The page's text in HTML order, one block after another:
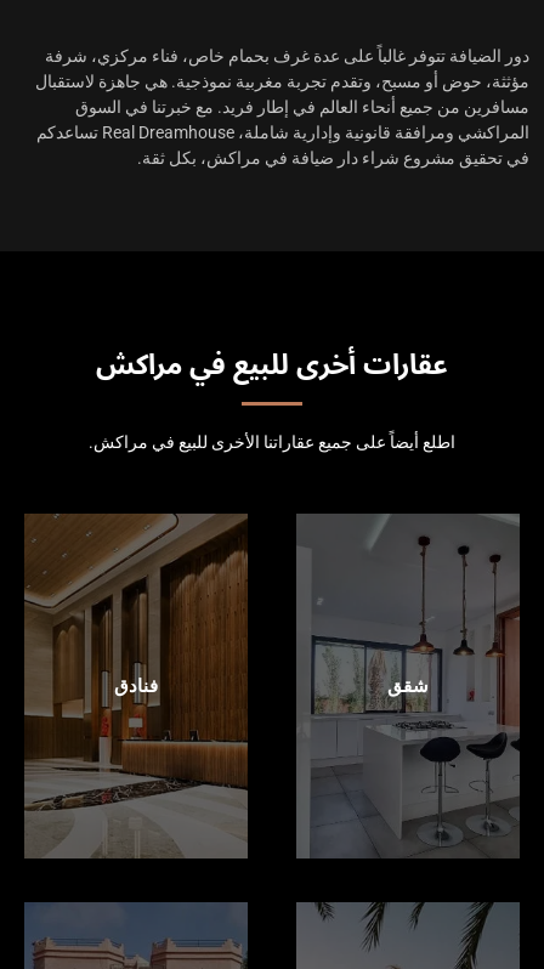
دور الضيافة تتوفر غالباً على عدة غرف بحمام خاص، فناء مركزي، شرفة
مؤثثة، حوض أو مسبح، وتقدم تجربة مغربية نموذجية. هي جاهزة لاستقبال
مسافرين من جميع أنحاء العالم في إطار فريد. مع خبرتنا في السوق
المراكشي
ومرافقة قانونية وإدارية شاملة، Real Dreamhouse تساعدكم
في تحقيق مشروع شراء دار ضيافة في مراكش، بكل ثقة.
عقارات أخرى للبيع في مراكش
اطلع أيضاً على جميع عقاراتنا الأخرى للبيع في مراكش.
شقق فنادق